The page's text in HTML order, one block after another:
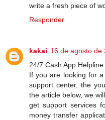
write a fresh piece of
Responder
kakai 16 de agosto de
24/7 Cash App
If you are looking for
support center, the
the article below, we
get support services
money transfer